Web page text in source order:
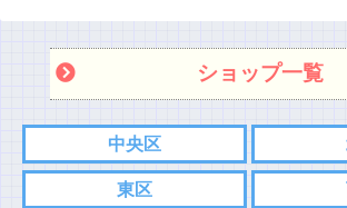
ショップ一覧
中央区
東区